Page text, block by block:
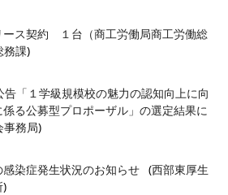
ース契約 １台（商工労働局商工労働総
務課
「１学級規模校の魅力の認知向上に向
る公募型プロポーザル」の選定結果に
事務局
染症発生状況のお知らせ
西部東厚生